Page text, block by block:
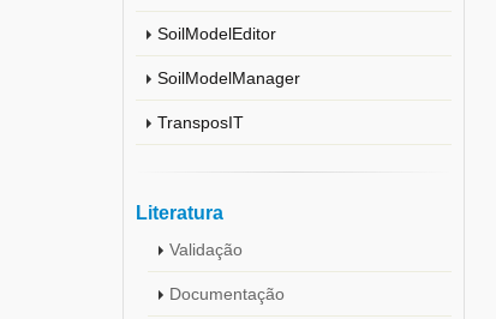
SoilModelEditor
SoilModelManager
TransposIT
Literatura
Validação
Documentação